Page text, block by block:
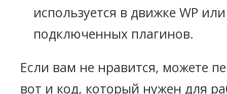
используется в движке WP
подключенных плагинов.
Если вам не нравится, можете
вот и код, который нужен для